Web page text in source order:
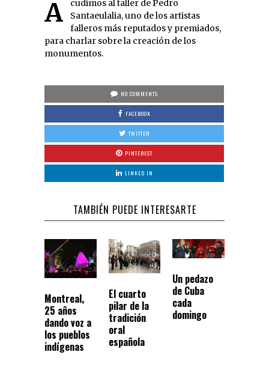
Acudimos al taller de Pedro
Santaeulalia, uno de los artistas
falleros más reputados y premiados,
para charlar sobre la creación de los
monumentos.
NO COMMENTS
FACEBOOK
TWITTER
PINTEREST
LINKED IN
TAMBIÉN PUEDE INTERESARTE
Montreal,
25 años
dando voz a
los pueblos
indígenas
El cuarto
pilar de la
tradición
oral
española
Un pedazo
de Cuba
cada
domingo